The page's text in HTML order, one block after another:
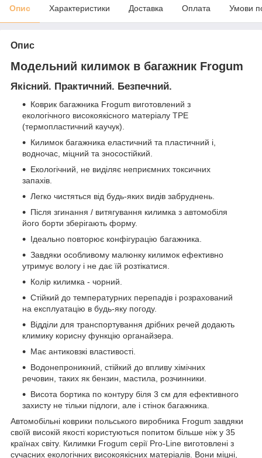
Опис Характеристики Доставка Оплата Умови
Опис
Модельний килимок в багажник Frogum
Якісний. Практичний. Безпечний.
Коврик багажника Frogum виготовлений з
екологічного високоякісного матеріалу TPE
(термопластичний каучук).
Килимок багажника еластичний та пластичний і,
водночас, міцний та зносостійкий.
Екологічний, не виділяє неприємних токсичних
запахів.
Легко чистяться від будь-яких видів забруднень.
Після згинання / витягування килимка з автомобіля
його борти зберігають форму.
Ідеально повторює конфігурацію багажника.
Завдяки особливому малюнку килимок ефективно
утримує вологу і не дає їй розтікатися.
Колір килимка - чорний.
Стійкий до температурних перепадів і розрахований
на експлуатацію в будь-яку погоду.
Відділи для транспортування дрібних речей додають
климику корисну функцію органайзера.
Має антиковзкі властивості.
Водонепроникний, стійкий до впливу хімічних
речовин, таких як бензин, мастила, розчинники.
Висота бортика по контуру біля 3 см для ефективного
захисту не тільки підлоги, але і стінок багажника.
Автомобільні коврики польського виробника Frogum завдяки
своїй високій якості користуються попитом більше ніж у 35
країнах світу. Килимки Frogum серії Pro-Line виготовлені з
сучасних екологічних високоякісних матеріалів. Вони міцні,